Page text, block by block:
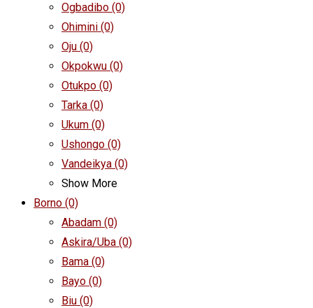
Ogbadibo (0)
Ohimini (0)
Oju (0)
Okpokwu (0)
Otukpo (0)
Tarka (0)
Ukum (0)
Ushongo (0)
Vandeikya (0)
Show More
Borno (0)
Abadam (0)
Askira/Uba (0)
Bama (0)
Bayo (0)
Biu (0)